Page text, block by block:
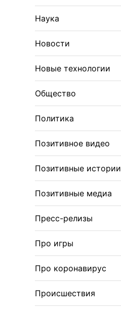
Наука
Новости
Новые технологии
Общество
Политика
Позитивное видео
Позитивные истории
Позитивные медиа
Пресс-релизы
Про игры
Про коронавирус
Происшествия